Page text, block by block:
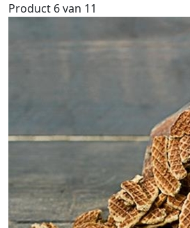
Product 6 van 11